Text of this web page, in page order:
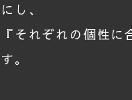
にし、
『それぞれの個性
す。